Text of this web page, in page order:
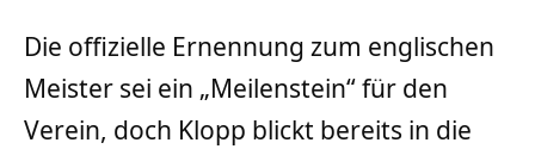
Die offizielle Ernennung zum englischen
Meister sei ein „Meilenstein“ für den
Verein, doch Klopp blickt bereits in die